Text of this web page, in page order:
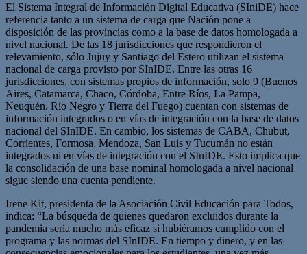
El Sistema Integral de Información Digital Educativa (SIniDE) hace
referencia tanto a un sistema de carga que Nación pone a
disposición de las provincias como a la base de datos homologada a
nivel nacional. De las 18 jurisdicciones que respondieron el
relevamiento, sólo Jujuy y Santiago del Estero utilizan el sistema
nacional de carga provisto por SInIDE. Entre las otras 16
jurisdicciones, con sistemas propios de información, solo 9 (Buenos
Aires, Catamarca, Chaco, Córdoba, Entre Ríos, La Pampa,
Neuquén, Río Negro y Tierra del Fuego) cuentan con sistemas de
información integrados o en vías de integración con la base de datos
nacional del SInIDE. En cambio, los sistemas de CABA, Chubut,
Corrientes, Formosa, Mendoza, San Luis y Tucumán no están
integrados ni en vías de integración con el SInIDE. Esto implica que
la consolidación de una base nominal homologada a nivel nacional
sigue siendo una cuenta pendiente.
Irene Kit, presidenta de la Asociación Civil Educación para Todos,
indica: “La búsqueda de quienes quedaron excluidos durante la
pandemia sería mucho más eficaz si hubiéramos cumplido con el
programa y las normas del SInIDE. En tiempo y dinero, y en las